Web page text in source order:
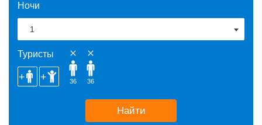
Ночи
Туристы
36 36
Найти